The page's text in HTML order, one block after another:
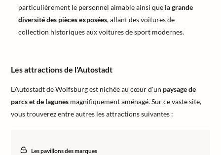
particulièrement le personnel aimable ainsi que lagrande
diversité des pièces exposées, allant des voitures de
collection historiques aux voitures de sport modernes.
Les attractions de l'Autostadt
L'Autostadt de Wolfsburg est nichée au cœur d'un paysage de
parcs et de lagunes magnifiquement aménagé. Sur ce vaste site,
vous trouverez entre autres les attractions suivantes :
Les pavillons des marques